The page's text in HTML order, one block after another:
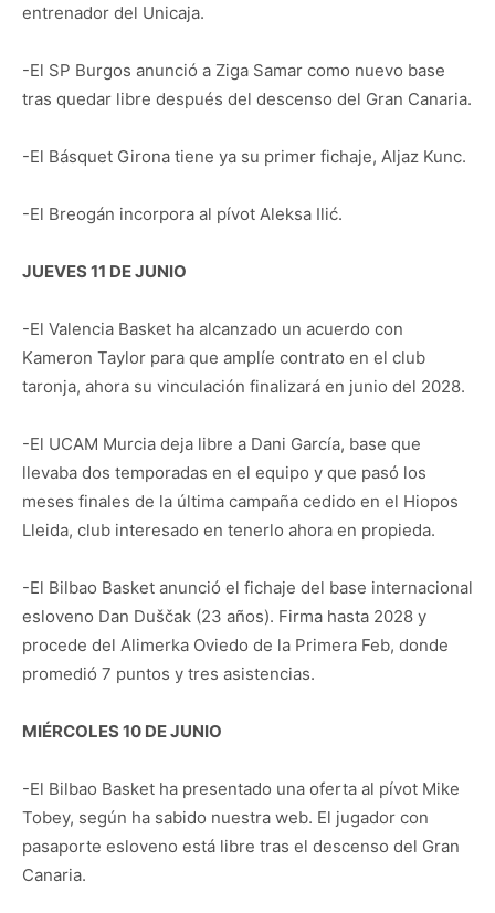
entrenador del Unicaja.
-El SP Burgos anunció a Ziga Samar como nuevo base
tras quedar libre después del descenso del Gran Canaria.
-El Básquet Girona tiene ya su primer fichaje, Aljaz Kunc.
-El Breogán incorpora al pívot Aleksa Ilić.
JUEVES 11 DE JUNIO
-El Valencia Basket ha alcanzado un acuerdo con
Kameron Taylor para que amplíe contrato en el club
taronja, ahora su vinculación finalizará en junio del 2028.
-El UCAM Murcia deja libre a Dani García, base que
llevaba dos temporadas en el equipo y que pasó los
meses finales de la última campaña cedido en el Hiopos
Lleida, club interesado en tenerlo ahora en propieda.
-El Bilbao Basket anunció el fichaje del base internacional
esloveno Dan Duščak (23 años). Firma hasta 2028 y
procede del Alimerka Oviedo de la Primera Feb, donde
promedió 7 puntos y tres asistencias.
MIÉRCOLES 10 DE JUNIO
-El Bilbao Basket ha presentado una oferta al pívot Mike
Tobey, según ha sabido nuestra web. El jugador con
pasaporte esloveno está libre tras el descenso del Gran
Canaria.